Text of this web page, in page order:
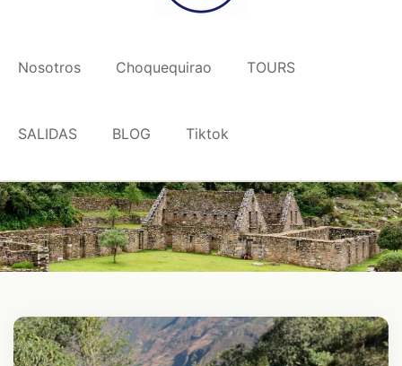
Nosotros Choquequirao TOURS
SALIDAS BLOG Tiktok